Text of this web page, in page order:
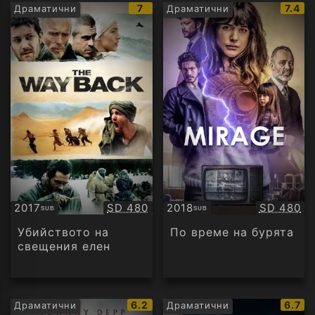
Драматични
IMDb
рейтинг:
7
2017SUB
Субтитри Качество:
SD 480
Убийството на
свещения елен
Драматични
IMDb
7.4
2018SUB
Субтитри SD 480
По време на бурята
Драматични
IMDb
6.2 Драматични
IMDb
6.7